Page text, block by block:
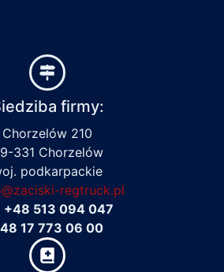
firmy:
Chorzelów 210
331 Chorzelów
podkarpackie
regtruck.pl
+48 513 094 047
17 773 06 00